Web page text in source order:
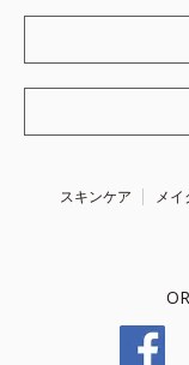
スキンケア メイ